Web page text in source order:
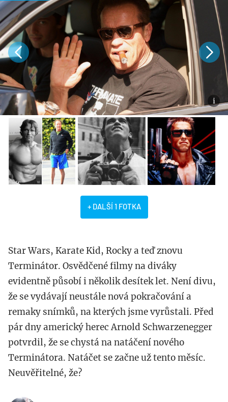
+ DALŠÍ 1 FOTKA
Star Wars, Karate Kid, Rocky a teď znovu
Terminátor. Osvědčené filmy na diváky
evidentně působí i několik desítek let. Není divu,
že se vydávají neustále nová pokračování a
remaky snímků, na kterých jsme vyrůstali. Před
pár dny americký herec Arnold Schwarzenegger
potvrdil, že se chystá na natáčení nového
Terminátora. Natáčet se začne už tento měsíc.
Neuvěřitelné, že?